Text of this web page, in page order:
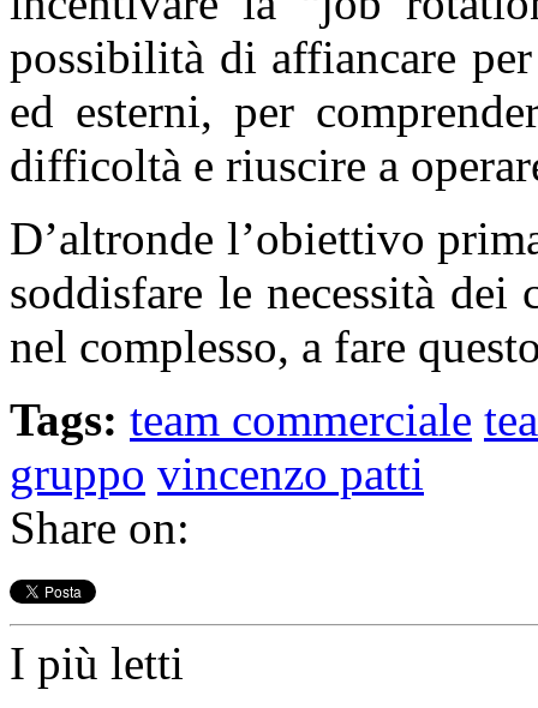
possibilità di affiancare
ed esterni, per
difficoltà e riuscire a
D’altronde l’obiettivo
soddisfare le necessità
nel complesso, a fare
Tags: team commerciale
gruppo vincenzo patti
Share on:
I più letti